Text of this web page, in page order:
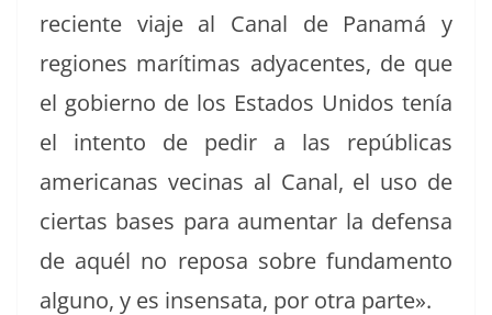
reciente via­je al Canal de Panamá y
regiones marí­ti­mas ady­a­centes, de que
el gob­ier­no de los Esta­dos Unidos tenía
el inten­to de pedir a las repúbli­cas
amer­i­canas veci­nas al Canal, el uso de
cier­tas bases para aumen­tar la defen­sa
de aquél no reposa sobre fun­da­men­to
alguno, y es insen­sa­ta, por otra parte».